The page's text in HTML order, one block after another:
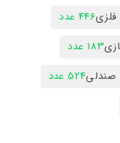
446 عدد
183 عدد
صندلی524 عدد